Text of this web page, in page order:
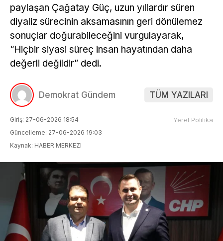
paylaşan Çağatay Güç, uzun yıllardır süren
diyaliz sürecinin aksamasının geri dönülemez
sonuçlar doğurabileceğini vurgulayarak,
“Hiçbir siyasi süreç insan hayatından daha
değerli değildir” dedi.
Demokrat Gündem TÜM YAZILARI
Giriş: 27-06-2026 18:54
Güncelleme: 27-06-2026 19:03
Kaynak: HABER MERKEZI
Yerel Politika